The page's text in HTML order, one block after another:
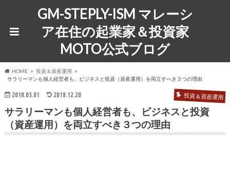
GM-STEPLY-ISM マレーシ
ア在住の起業家＆投資家
MOTO公式ブログ
HOME
投資＆資産運用
サラリーマンも個人経営者も、ビジネスと投資（資産運用）を両立すべき３つの理由
2018.05.01 2018.12.20 投資＆資産運用
サラリーマンも個人経営者も、ビジネスと投資
（資産運用）を両立すべき３つの理由